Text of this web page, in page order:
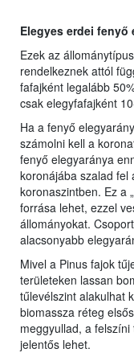
Elegyes erdei
Ezek az
rendelkeznek attól
fafajként legalább
csak elegyfafajként
Ha a fenyő
számolni kell a
fenyő elegyaránya
koronájába szalad fel
koronaszintben. Ez a
forrása lehet, ezzel
állományokat.
alacsonyabb
Mivel a Pinus fajok
területeken lassan
tűlevélszint alakulhat
biomassza réteg
meggyullad, a
jelentős lehet.